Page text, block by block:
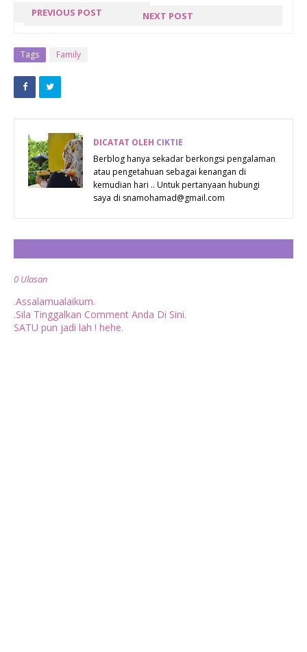
PREVIOUS POST
KAD RAYA
SYEEDA
SANIEY
NEXT POST
PERKHIDMATAN
BILANGAN 4
TAHUN 2016
Tags Family
DICATAT OLEH CIKTIE
Berblog hanya sekadar berkongsi pengalaman
atau pengetahuan sebagai kenangan di
kemudian hari .. Untuk pertanyaan hubungi
saya di snamohamad@gmail.com
0 Ulasan
.Assalamualaikum.
.Sila Tinggalkan Comment Anda Di Sini.
SATU pun jadi lah ! hehe.